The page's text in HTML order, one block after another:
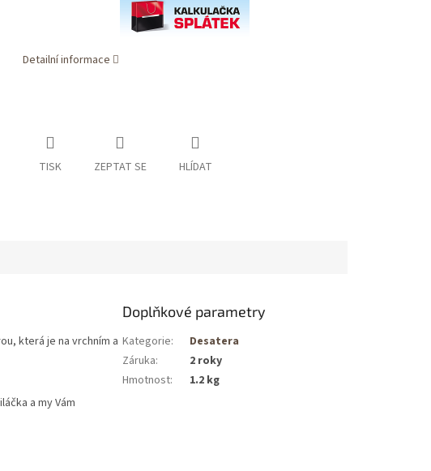
Detailní informace
TISK ZEPTAT SE HLÍDAT
která je na vrchním a
a my Vám
Doplňkové parametry
Kategorie:
Desatera
Záruka:
2 roky
Hmotnost: 1.2 kg